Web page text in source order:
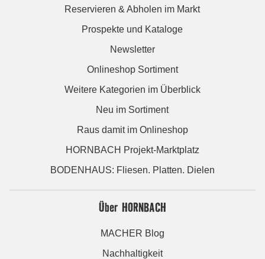
Reservieren & Abholen im Markt
Prospekte und Kataloge
Newsletter
Onlineshop Sortiment
Weitere Kategorien im Überblick
Neu im Sortiment
Raus damit im Onlineshop
HORNBACH Projekt-Marktplatz
BODENHAUS: Fliesen. Platten. Dielen
Über HORNBACH
MACHER Blog
Nachhaltigkeit